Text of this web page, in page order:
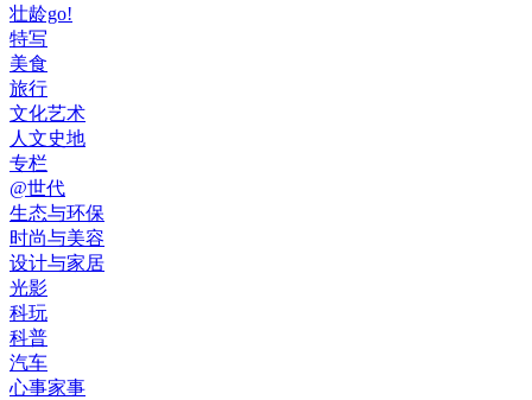
壮龄go!
特写
美食
旅行
文化艺术
人文史地
专栏
@世代
生态与环保
时尚与美容
设计与家居
光影
科玩
科普
汽车
心事家事